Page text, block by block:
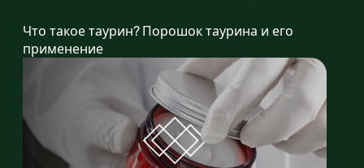
Что такое таурин? Порошок таурина и его
применение